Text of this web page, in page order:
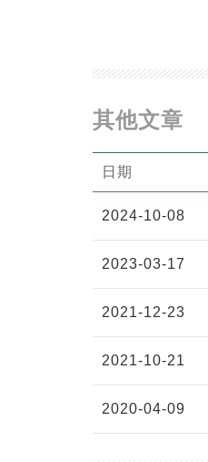
其他文章
日期
2024-10-08
2023-03-17
2021-12-23
2021-10-21
2020-04-09